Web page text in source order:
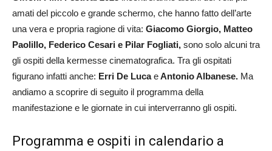
amati del piccolo e grande schermo, che hanno fatto dell’arte
una vera e propria ragione di vita: Giacomo Giorgio, Matteo
Paolillo, Federico Cesari e Pilar Fogliati, sono solo alcuni tra
gli ospiti della kermesse cinematografica. Tra gli ospitati
figurano infatti anche: Erri De LucaeAntonio Albanese. Ma
andiamo a scoprire di seguito il programma della
manifestazione e le giornate in cui interverranno gli ospiti.
Programma e ospiti in calendario a